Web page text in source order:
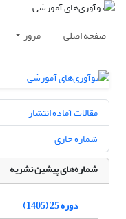
صفحه اصلی مرور
مقالات آماده انتشار
شماره جاری
شماره‌های پیشین نشریه
دوره 25 (1405)